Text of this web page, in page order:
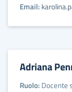
Email:
Adriana
Ruolo: Docente